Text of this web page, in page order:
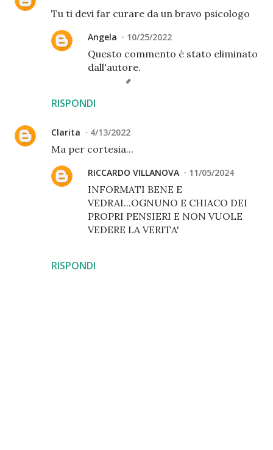
Tu ti devi far curare da un bravo psicologo
RISPONDI
Angela 10/25/2022
Questo commento è stato eliminato
dall'autore.
Clarita 4/13/2022
Ma per cortesia...
RISPONDI
RICCARDO VILLANOVA 11/05/2024
INFORMATI BENE E
VEDRAI...OGNUNO E CHIACO DEI
PROPRI PENSIERI E NON VUOLE
VEDERE LA VERITA'